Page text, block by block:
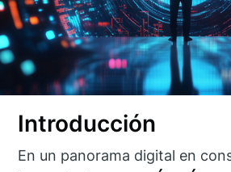
Introducción
En un panorama digital en